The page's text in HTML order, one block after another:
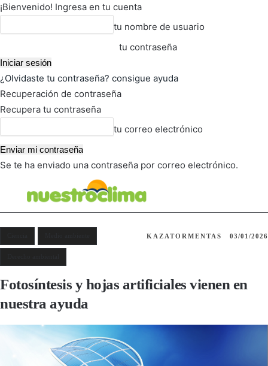
¡Bienvenido! Ingresa en tu cuenta
tu nombre de usuario
tu contraseña
¿Olvidaste tu contraseña? consigue ayuda
Recuperación de contraseña
Recupera tu contraseña
tu correo electrónico
Se te ha enviado una contraseña por correo electrónico.
KAZATORMENTAS 03/01/2026
Fotosíntesis y hojas artificiales vienen en
nuestra ayuda